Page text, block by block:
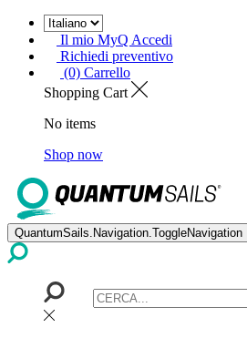
Il mio MyQ Accedi
Richiedi preventivo
(0) Carrello
Shopping Cart
No items
Shop now
QuantumSails.Navigation.ToggleNavigation